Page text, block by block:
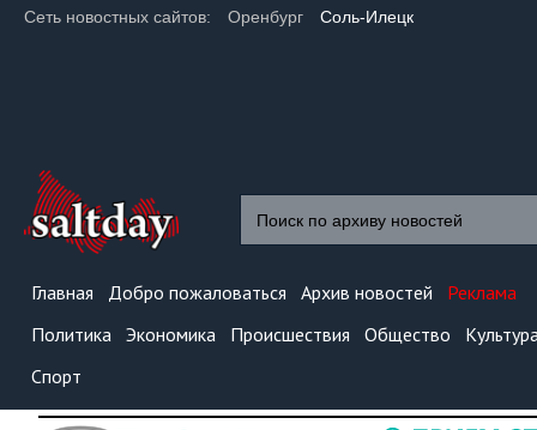
Сеть новостных сайтов: Оренбург Соль-Илецк
Главная Добро пожаловаться Архив новостей
Реклама
Политика Экономика Происшествия Общество
Спорт